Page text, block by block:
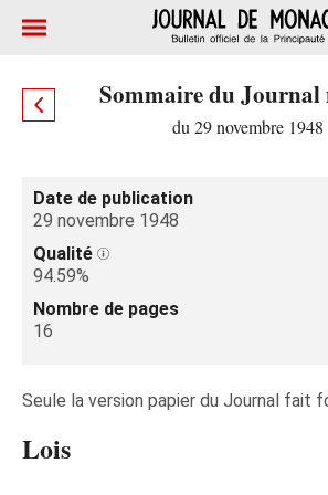
Sommaire du Journal
du 29 novembre 1948
Date de publication
29 novembre 1948
Qualité
94.59%
Nombre de pages
16
Seule la version papier du Journal fait
Lois